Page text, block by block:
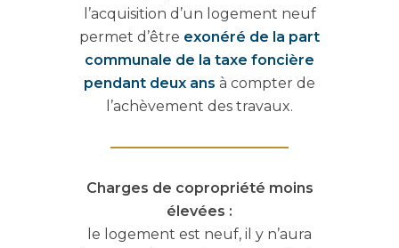
l’acquisition d’un logement neuf
permet d’être exonéré de la part
communale de la taxe foncière
pendant deux ans à compter de
l’achèvement des travaux.
Charges de copropriété moins
élevées :
le logement est neuf, il y n’aura